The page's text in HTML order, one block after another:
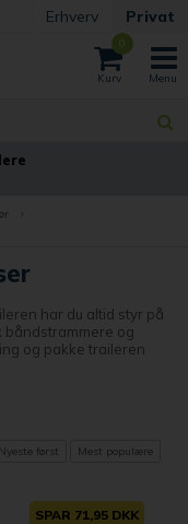
Erhverv Privat
0
har du altid styr på
båndstrammere og
og pakke traileren
Nyeste først Mest populære
SPAR 71,95 DKK